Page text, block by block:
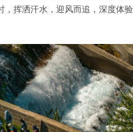
挥洒汗水，迎风而追，深度体验